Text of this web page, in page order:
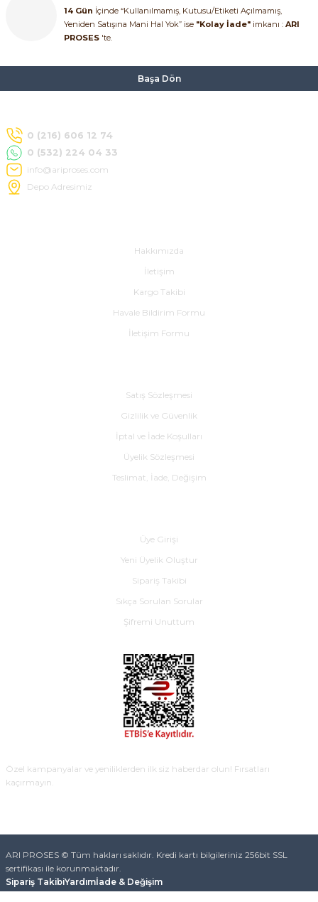
14 Gün İçinde “Kullanılmamış, Kutusu/Etiketi Açılmamış,
Yeniden Satışına Mani Hal Yok” ise "Kolay İade" imkanı : ARI
PROSES 'te.
Başa Dön
0 (216) 606 12 74
0 (532) 224 04 33
info@ariproses.com
Depo Adresimiz
Hakkımızda
İletişim
Kargo Takibi
Havale Bildirim Formu
İletişim Formu
Satış Sözleşmesi
Gizlilik ve Güvenlik
İptal ve İade Koşulları
Üyelik Sözleşmesi
Teslimat, İade, Değişim
Üye Girişi
Yeni Üyelik Oluştur
Sipariş Takibi
Sıkça Sorulan Sorular
Şifremi Unuttum
Özel kampanyalar ve yeniliklerden ilk siz haberdar olun! Fırsatları
kaçırmayın.
ARI PROSES © Tüm hakları saklıdır. Kredi kartı bilgileriniz 256bit SSL
sertifikası ile korunmaktadır.
Sipariş TakibiYardımİade & Değişim